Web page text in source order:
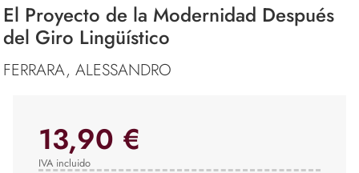
El Proyecto de la Modernidad Después
del Giro Lingüístico
FERRARA, ALESSANDRO
13,90 €
IVA incluido